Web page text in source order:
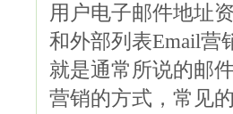
用户电子邮件地址
和外部列表Email营
就是通常所说的邮
营销的方式，常见